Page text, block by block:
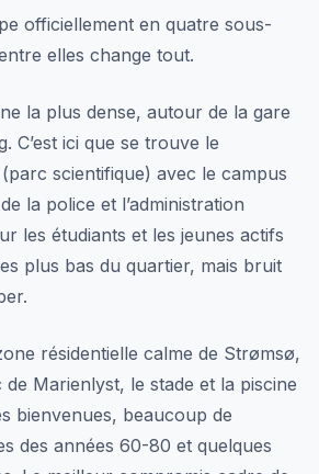
officiellement en quatre sous-
elles change tout.
la plus dense, autour de la gare
C’est ici que se trouve le
scientifique) avec le campus
la police et l’administration
les étudiants et les jeunes actifs
plus bas du quartier, mais bruit
résidentielle calme de Strømsø,
Marienlyst, le stade et la piscine
bienvenues, beaucoup de
des années 60-80 et quelques